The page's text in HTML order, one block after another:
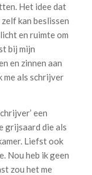
Het idee dat
kan beslissen
en ruimte om
bij mijn
en zinnen aan
me als schrijver
een
grijsaard die als
Liefst ook
Nou heb ik geen
zou het me